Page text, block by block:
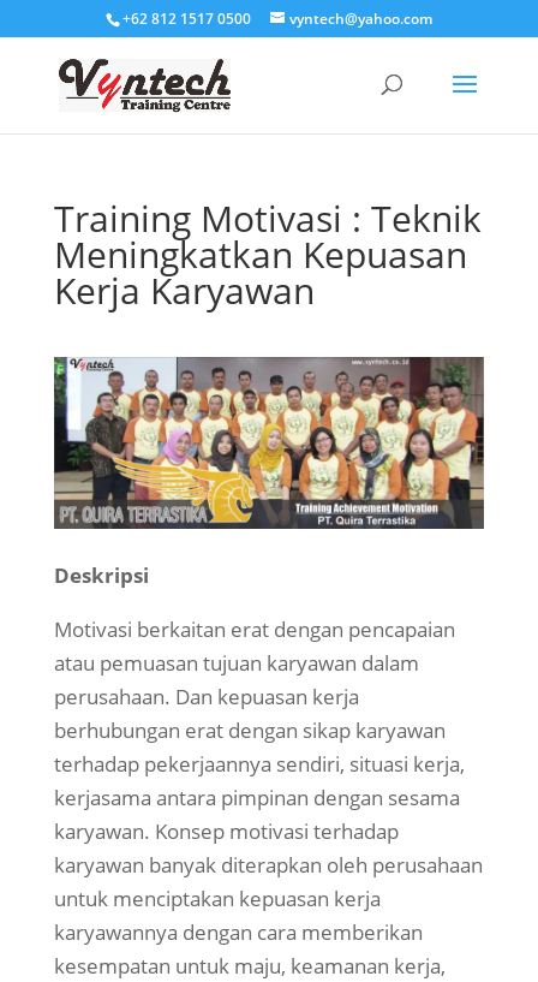
+62 812 1517 0500 vyntech@yahoo.com
Training Motivasi : Teknik
Meningkatkan Kepuasan
Kerja Karyawan
Deskripsi
Motivasi berkaitan erat dengan pencapaian
atau pemuasan tujuan karyawan dalam
perusahaan. Dan kepuasan kerja
berhubungan erat dengan sikap karyawan
terhadap pekerjaannya sendiri, situasi kerja,
kerjasama antara pimpinan dengan sesama
karyawan. Konsep motivasi terhadap
karyawan banyak diterapkan oleh perusahaan
untuk menciptakan kepuasan kerja
karyawannya dengan cara memberikan
kesempatan untuk maju, keamanan kerja,